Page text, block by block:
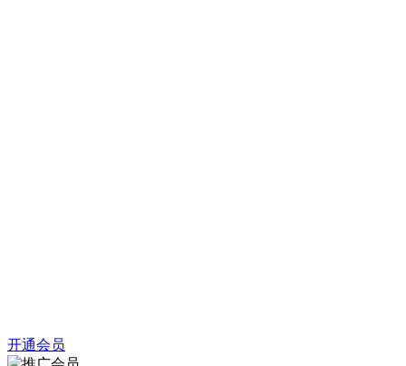
开通会员